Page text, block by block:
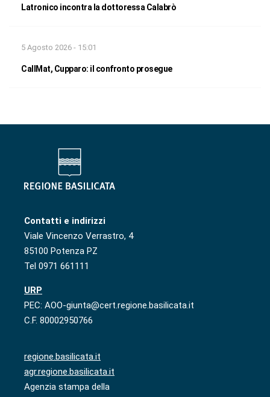
Latronico incontra la dottoressa Calabrò
5 Agosto 2026 - 15:01
CallMat, Cupparo: il confronto prosegue
Contatti e indirizzi
Viale Vincenzo Verrastro, 4
85100 Potenza PZ
Tel 0971 661111
URP
PEC: AOO-giunta@cert.regione.basilicata.it
C.F. 80002950766
regione.basilicata.it
agr.regione.basilicata.it
Agenzia stampa della